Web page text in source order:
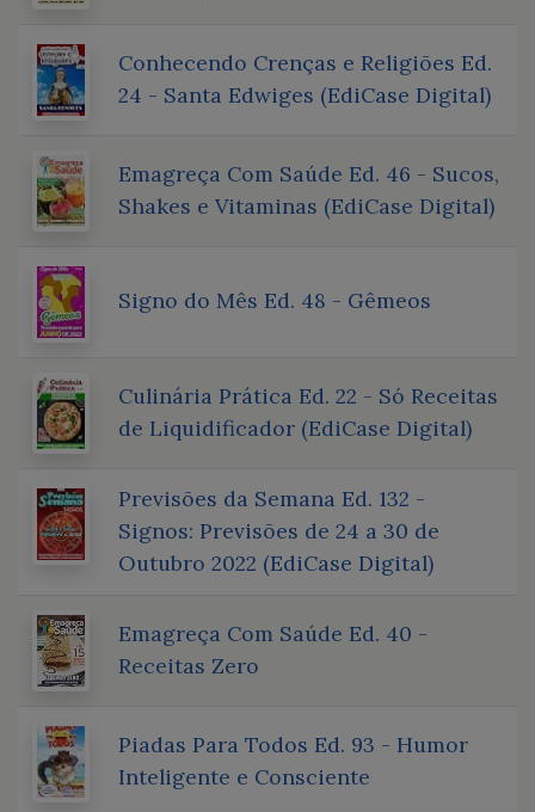
Conhecendo Crenças e Religiões Ed.
24 - Santa Edwiges (EdiCase Digital)
Emagreça Com Saúde Ed. 46 - Sucos,
Shakes e Vitaminas (EdiCase Digital)
Signo do Mês Ed. 48 - Gêmeos
Culinária Prática Ed. 22 - Só Receitas
de Liquidificador (EdiCase Digital)
Previsões da Semana Ed. 132 -
Signos: Previsões de 24 a 30 de
Outubro 2022 (EdiCase Digital)
Emagreça Com Saúde Ed. 40 -
Receitas Zero
Piadas Para Todos Ed. 93 - Humor
Inteligente e Consciente